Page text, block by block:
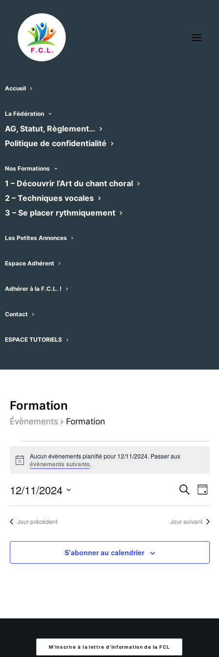
Accueil
La Fédération
AG, Statut, Règlement…
Politique de confidentialité
Nos Formations
1 – Découvrir l’Art du chant choral
2 – Techniques vocales
3 – Se placer rythmiquement
Les Petites Annonces
Espace Adhérent
Adhérer à la F.C.L. !
Contact
ESPACE TUTORIELS
L’agenda des chœurs
adhérents
Retrouvez ici l’agenda des concerts et
formations des chœurs adhérents à la
Fédération, filtrable par emplacement et
choisir le type d’affichage qui vous
ou carte), en cliquant sur le menu
pouvez faire dérouler.
Formation
Évènements Formation
for
12/11/2024
Notice
Aucun évènements planifié pour 12/11/2024. Passer aux
évènements suivants.
et
de
Recherche
de
Jour
12/11/2024
Sélectionnez
uneJour précédent Jour suivant
S’abonner au calendrier
M'inscrire à la lettre d'information de la FCL